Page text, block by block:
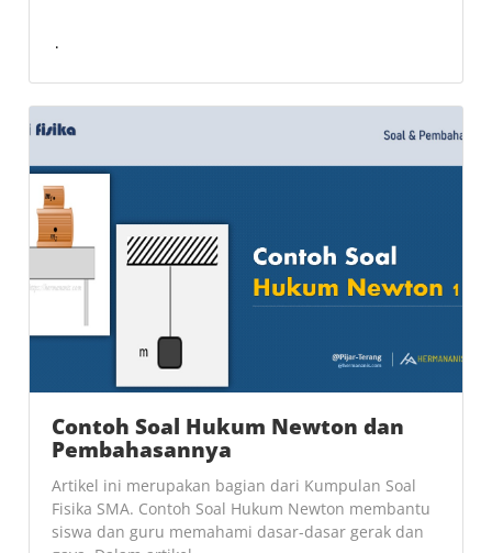
Contoh Soal Hukum Newton dan
Pembahasannya
Artikel ini merupakan bagian dari Kumpulan Soal
Fisika SMA. Contoh Soal Hukum Newton membantu
siswa dan guru memahami dasar-dasar gerak dan